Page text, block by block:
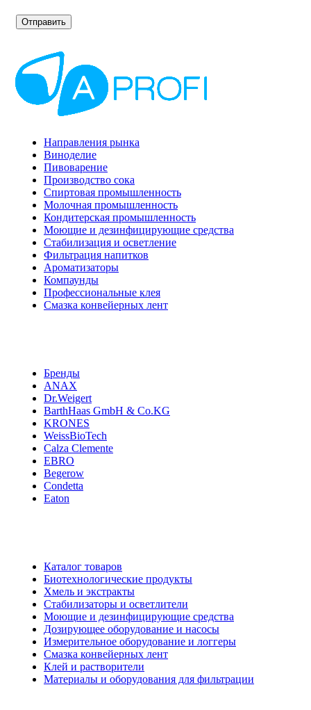
Направления рынка
Виноделие
Пивоварение
Производство сока
Спиртовая промышленность
Молочная промышленность
Кондитерская промышленность
Моющие и дезинфицирующие средства
Стабилизация и осветление
Фильтрация напитков
Ароматизаторы
Компаунды
Профессиональные клея
Смазка конвейерных лент
Бренды
ANAX
Dr.Weigert
BarthHaas GmbH & Co.KG
KRONES
WeissBioTech
Calza Clemente
EBRO
Begerow
Condetta
Eaton
Каталог товаров
Биотехнологические продукты
Хмель и экстракты
Cтабилизаторы и осветлители
Моющие и дезинфицирующие средства
Дозирующее оборудование и насосы
Измерительное оборудование и логгеры
Cмазка конвейерных лент
Клей и растворители
Материалы и оборудования для фильтрации